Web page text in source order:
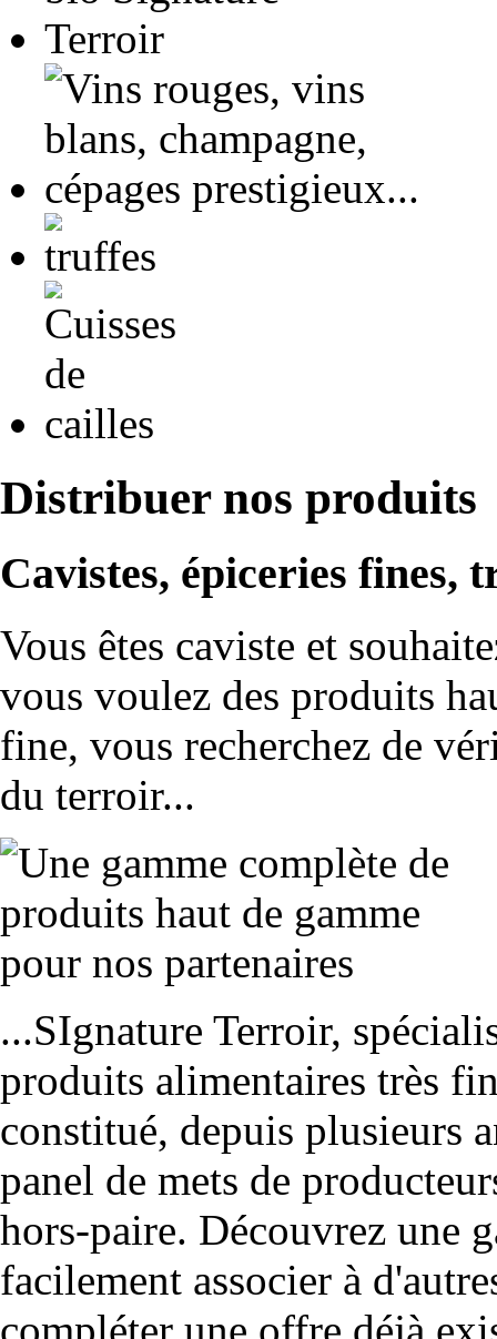
Distribuer nos produits
Cavistes, épiceries fines,
Vous êtes caviste et
vous voulez des produits
fine, vous recherchez de
du terroir...
...SIgnature Terroir,
produits alimentaires très
constitué, depuis plusieurs
panel de mets de
hors-paire. Découvrez une
facilement associer à
compléter une offre déjà